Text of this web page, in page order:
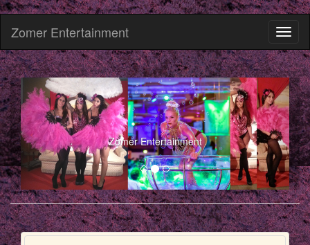
Zomer Entertainment
Zomer Entertainment